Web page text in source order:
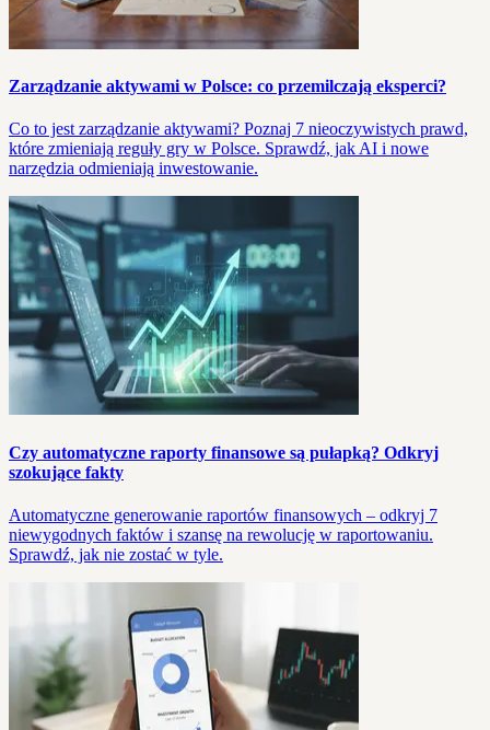
Zarządzanie aktywami w Polsce: co przemilczają eksperci?
Co to jest zarządzanie aktywami? Poznaj 7 nieoczywistych prawd,
które zmieniają reguły gry w Polsce. Sprawdź, jak AI i nowe
narzędzia odmieniają inwestowanie.
Czy automatyczne raporty finansowe są pułapką? Odkryj
szokujące fakty
Automatyczne generowanie raportów finansowych – odkryj 7
niewygodnych faktów i szansę na rewolucję w raportowaniu.
Sprawdź, jak nie zostać w tyle.